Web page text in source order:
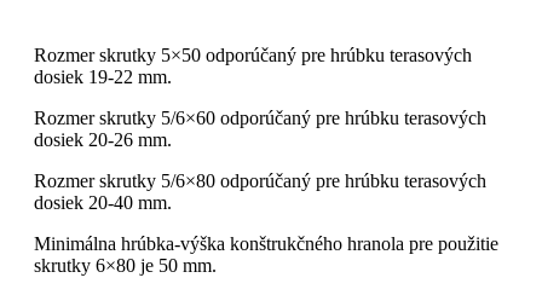
Rozmer skrutky 5×50 odporúčaný pre hrúbku terasových
dosiek 19-22 mm.
Rozmer skrutky 5/6×60 odporúčaný pre hrúbku terasových
dosiek 20-26 mm.
Rozmer skrutky 5/6×80 odporúčaný pre hrúbku terasových
dosiek 20-40 mm.
Minimálna hrúbka-výška konštrukčného hranola pre použitie
skrutky 6×80 je 50 mm.